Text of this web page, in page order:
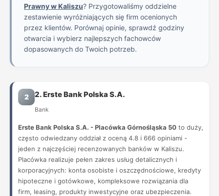
Prawny w Kaliszu? Przygotowaliśmy oddzielne
zestawienie wyróżniających się firm ocenionych
przez klientów. Porównaj opinie, sprawdź godziny
otwarcia i wybierz najlepszych fachowców
dopasowanych do Twoich potrzeb.
2 2. Erste Bank Polska S.A.
Bank
Erste Bank Polska S.A. - Placówka Górnośląska 50 to duży,
często odwiedzany oddział z oceną 4.8 i 666 opiniami -
jeden z najczęściej recenzowanych banków w Kaliszu.
Placówka realizuje pełen zakres usług detalicznych i
korporacyjnych: konta osobiste i oszczędnościowe, kredyty
hipoteczne i gotówkowe, kompleksowe rozwiązania dla
firm, leasing, produkty inwestycyjne oraz ubezpieczenia.